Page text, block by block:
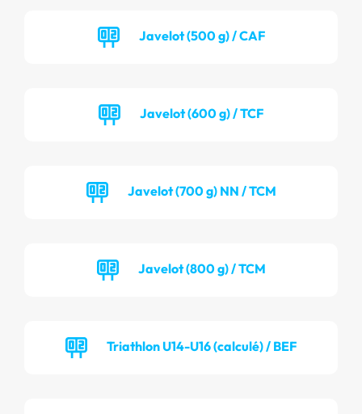
Javelot (500 g) / CAF
Javelot (600 g) / TCF
Javelot (700 g) NN / TCM
Javelot (800 g) / TCM
Triathlon U14-U16 (calculé) / BEF